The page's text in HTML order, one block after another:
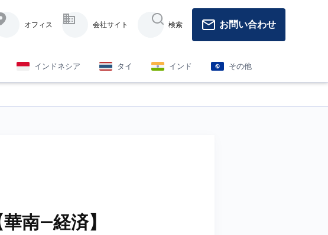
オフィス
会社サイト 検索 お問い合わせ
インドネシア タイ インド その他
南—経済】